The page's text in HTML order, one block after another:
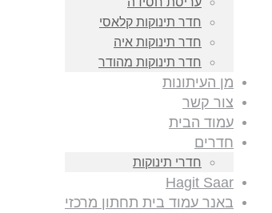
חדר תינוקות קלאסי
חדר תינוקות איה
חדר תינוקות מהודר
מן העיתונות
צור קשר
עמוד הבית
חדרים
חדרי תינוקות
Hagit Saar
באנר עמוד בית תחתון מרכזי